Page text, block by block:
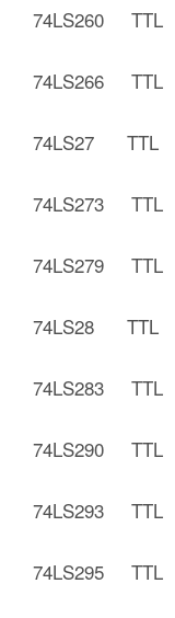
74LS260 TTL
74LS266 TTL
74LS27 TTL
74LS273 TTL
74LS279 TTL
74LS28 TTL
74LS283 TTL
74LS290 TTL
74LS293 TTL
74LS295 TTL